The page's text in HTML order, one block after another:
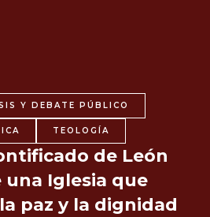
Y DEBATE PÚBLICO
TEOLOGÍA
de León
una Iglesia que
paz y la dignidad